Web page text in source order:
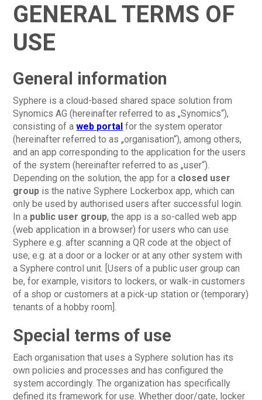
GENERAL TERMS OF
USE
General information
Syphere is a cloud-based shared space solution from
Synomics AG (hereinafter referred to as „Synomics“),
consisting of aweb portal for the system operator
(hereinafter referred to as „organisation“), among others,
and an app corresponding to the application for the users
of the system (hereinafter referred to as „user“).
Depending on the solution, the app for a closed user
group is the native Syphere Lockerbox app, which can
only be used by authorised users after successful login.
In a public user group, the app is a so-called web app
(web application in a browser) for users who can use
Syphere e.g. after scanning a QR code at the object of
use, e.g. at a door or a locker or at any other system with
a Syphere control unit. [Users of a public user group can
be, for example, visitors to lockers, or walk-in customers
of a shop or customers at a pick-up station or (temporary)
tenants of a hobby room].
Special terms of use
Each organisation that uses a Syphere solution has its
own policies and processes and has configured the
system accordingly. The organization has specifically
defined its framework for use. Whether door/gate, locker